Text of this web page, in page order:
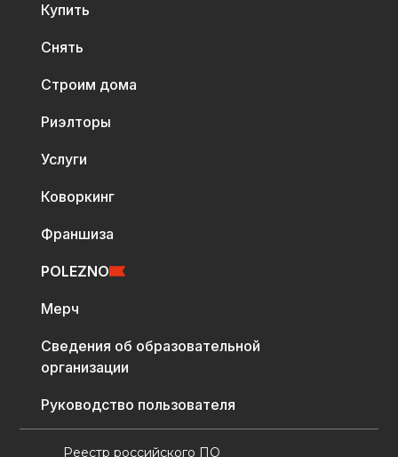
Купить
Снять
Строим дома
Риэлторы
Услуги
Коворкинг
Франшиза
POLEZNO
Мерч
Сведения об образовательной
организации
Руководство пользователя
Реестр российского ПО